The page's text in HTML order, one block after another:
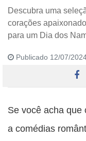
Descubra uma
corações
para um Dia dos
Publicado 12/07/
Se você acha que
a comédias